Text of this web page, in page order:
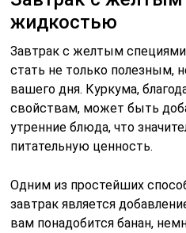
жидкостью
Завтрак с желтым
стать не только полезным,
вашего дня. Куркума,
свойствам, может быть
утренние блюда, что
питательную ценность.
Одним из простейших
завтрак является
вам понадобится банан,